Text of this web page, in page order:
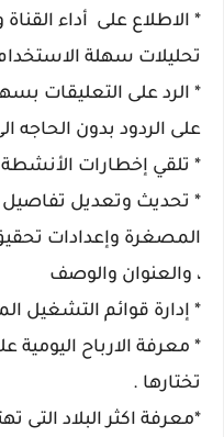
* الاطلاع على أداء
تحليلات سهلة
* الرد على التعليقات
على الردود بدون الحاجه
* تلقي إخطارات
* تحديث وتعديل تفاصيل
المصغرة وإعدادات
، والعنوان والوصف
* إدارة قوائم التشغيل
* معرفة الارباح اليومية
تختارها .
*معرفة اكثر البلاد التى